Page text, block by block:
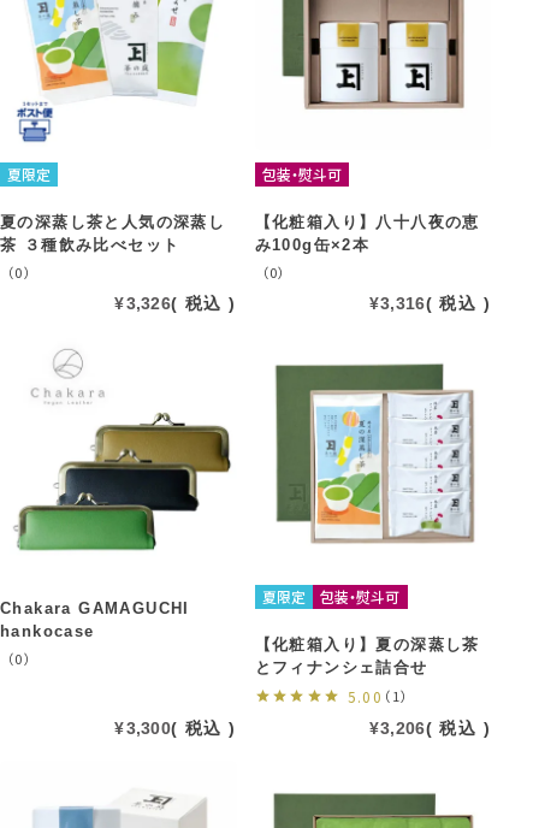
夏限定
夏の深蒸し茶と人気の深蒸し
茶 ３種飲み比べセット
（0）
¥3,326 税込
包装・熨斗可
【化粧箱入り】八十八夜の恵
み100g缶×2本
（0）
¥3,316 税込
Chakara GAMAGUCHI
hankocase
（0）
¥3,300 税込
夏限定 包装・熨斗可
【化粧箱入り】夏の深蒸し茶
とフィナンシェ詰合せ
5.00 （1）
¥3,206 税込